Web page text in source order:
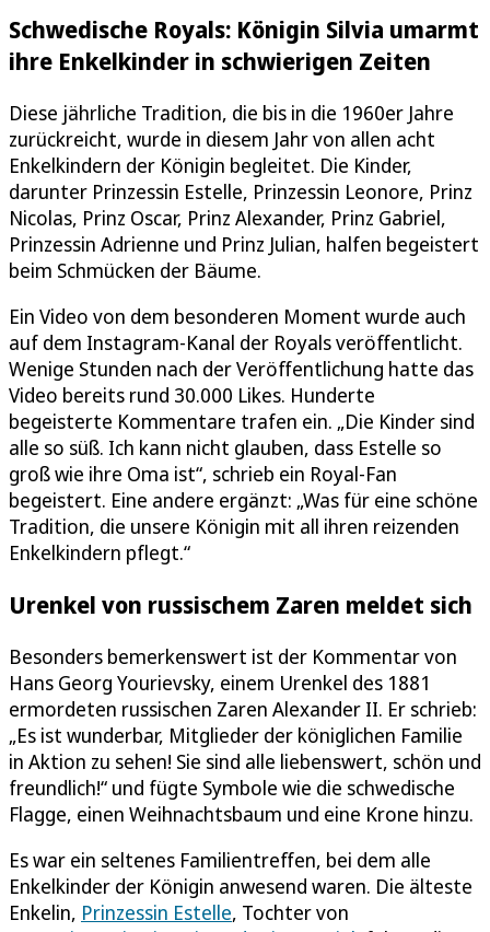
Schwedische Royals: Königin Silvia umarmt
ihre Enkelkinder in schwierigen Zeiten
Diese jährliche Tradition, die bis in die 1960er Jahre
zurückreicht, wurde in diesem Jahr von allen acht
Enkelkindern der Königin begleitet. Die Kinder,
darunter Prinzessin Estelle, Prinzessin Leonore, Prinz
Nicolas, Prinz Oscar, Prinz Alexander, Prinz Gabriel,
Prinzessin Adrienne und Prinz Julian, halfen begeistert
beim Schmücken der Bäume.
Ein Video von dem besonderen Moment wurde auch
auf dem Instagram-Kanal der Royals veröffentlicht.
Wenige Stunden nach der Veröffentlichung hatte das
Video bereits rund 30.000 Likes. Hunderte
begeisterte Kommentare trafen ein. „Die Kinder sind
alle so süß. Ich kann nicht glauben, dass Estelle so
groß wie ihre Oma ist“, schrieb ein Royal-Fan
begeistert. Eine andere ergänzt: „Was für eine schöne
Tradition, die unsere Königin mit all ihren reizenden
Enkelkindern pflegt.“
Urenkel von russischem Zaren meldet sich
Besonders bemerkenswert ist der Kommentar von
Hans Georg Yourievsky, einem Urenkel des 1881
ermordeten russischen Zaren Alexander II. Er schrieb:
„Es ist wunderbar, Mitglieder der königlichen Familie
in Aktion zu sehen! Sie sind alle liebenswert, schön und
freundlich!“ und fügte Symbole wie die schwedische
Flagge, einen Weihnachtsbaum und eine Krone hinzu.
Es war ein seltenes Familientreffen, bei dem alle
Enkelkinder der Königin anwesend waren. Die älteste
Enkelin, Prinzessin Estelle, Tochter von